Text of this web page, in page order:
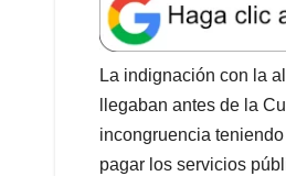
t
s
A
p
p
e
b
o
o
k
k
e
d
I
n
l
La indignación con la
llegaban antes de la
incongruencia
pagar los servicios